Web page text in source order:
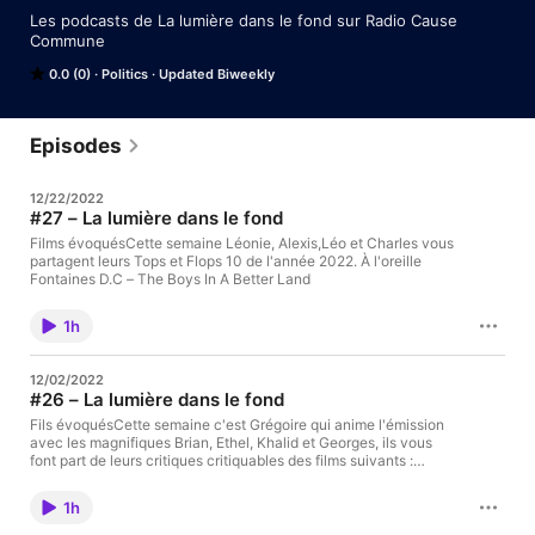
0.0 (0) Politics Updated Biweekly
Les podcasts de La lumière dans le fond sur Radio Cause
Commune
Episodes
12/22/2022
#27 – La lumière dans le fond
Films évoquésCette semaine Léonie, Alexis,Léo et Charles vous
partagent leurs Tops et Flops 10 de l'année 2022. À l'oreille
Fontaines D.C – The Boys In A Better Land
1h
12/02/2022
#26 – La lumière dans le fond
Fils évoquésCette semaine c'est Grégoire qui anime l'émission
avec les magnifiques Brian, Ethel, Khalid et Georges, ils vous
font part de leurs critiques critiquables des films suivants :
l'oreilleLéonard Cohen – you wanted darker
1h